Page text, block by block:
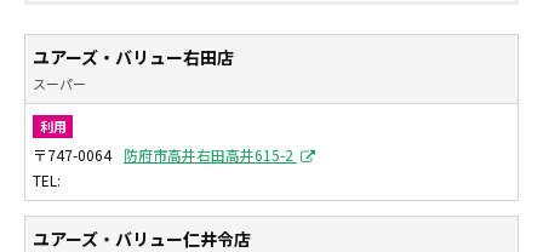
ユアーズ・バリュー右田店
スーパー
利用
〒747-0064 防府市高井右田高井615-2
ユアーズ・バリュー仁井令店